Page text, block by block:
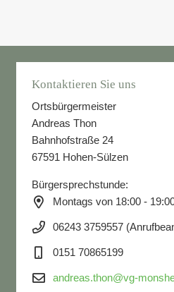
Kontaktieren Sie uns
Ortsbürgermeister
Andreas Thon
Bahnhofstraße 24
67591 Hohen-Sülzen
Bürgersprechstunde:
Montags von 18:00 -
06243 3759557
0151 70865199
andreas.thon@vg-